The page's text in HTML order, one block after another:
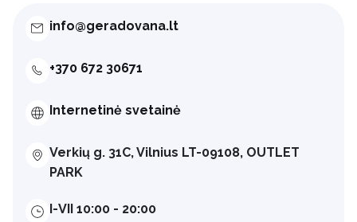
info@geradovana.lt
+370 672 30671
Internetinė svetainė
Verkių g. 31C, Vilnius LT-09108, OUTLET
PARK
I-VII 10:00 - 20:00